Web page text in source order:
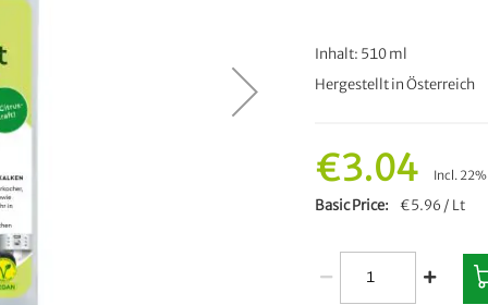
Inhalt: 510 ml
Hergestellt in Österreich
€3.04 Incl.
Basic Price €5.96 / Lt